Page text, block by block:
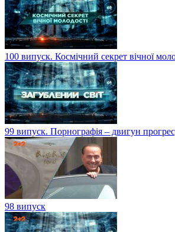
100 випуск. Космічний секрет вічної
99 випуск. Порнографія – двигун
98 випуск